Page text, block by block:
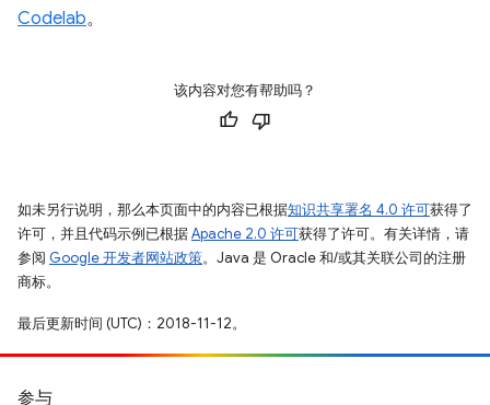
Codelab。
该内容对您有帮助吗？
如未另行说明，那么本页面中的内容已根据知识共享署名 4.0 许可获得了
许可，并且代码示例已根据Apache 2.0 许可获得了许可。有关详情，请
参阅 Google 开发者网站政策。Java 是 Oracle 和/或其关联公司的注册
商标。
最后更新时间 (UTC)：2018-11-12。
参与